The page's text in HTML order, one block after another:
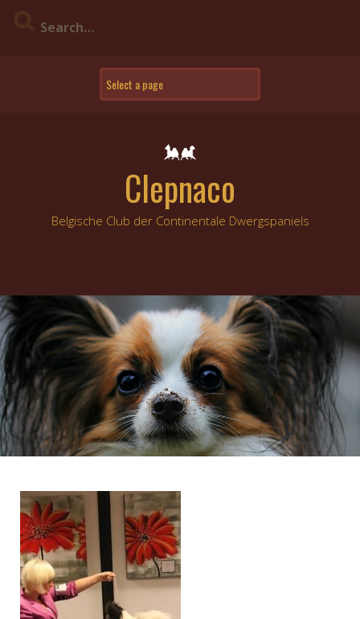
Clepnaco
Belgische Club der Continentale Dwergspaniels